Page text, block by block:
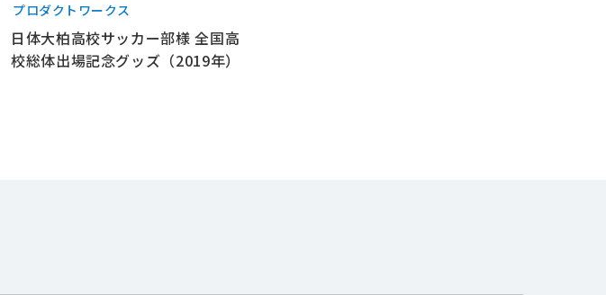
プロダクトワークス
日体大柏高校サッカー部様 全国高
校総体出場記念グッズ（2019年）